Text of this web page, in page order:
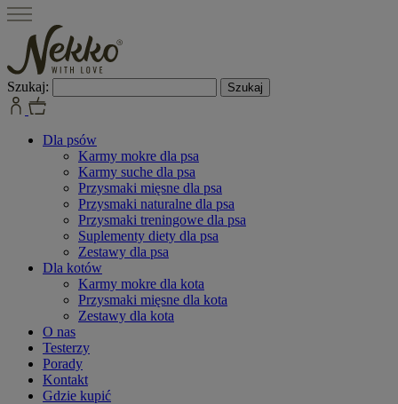
Szukaj:
Dla psów
Karmy mokre dla psa
Karmy suche dla psa
Przysmaki mięsne dla psa
Przysmaki naturalne dla psa
Przysmaki treningowe dla psa
Suplementy diety dla psa
Zestawy dla psa
Dla kotów
Karmy mokre dla kota
Przysmaki mięsne dla kota
Zestawy dla kota
O nas
Testerzy
Porady
Kontakt
Gdzie kupić